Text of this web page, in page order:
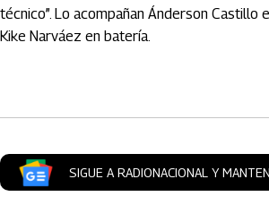
técnico”. Lo acompañan Ánderson Castillo
Kike Narváez en batería.
SIGUE A RADIONACIONAL Y